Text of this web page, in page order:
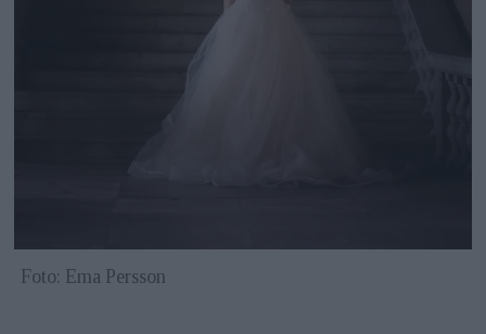
Foto: Ema Persson